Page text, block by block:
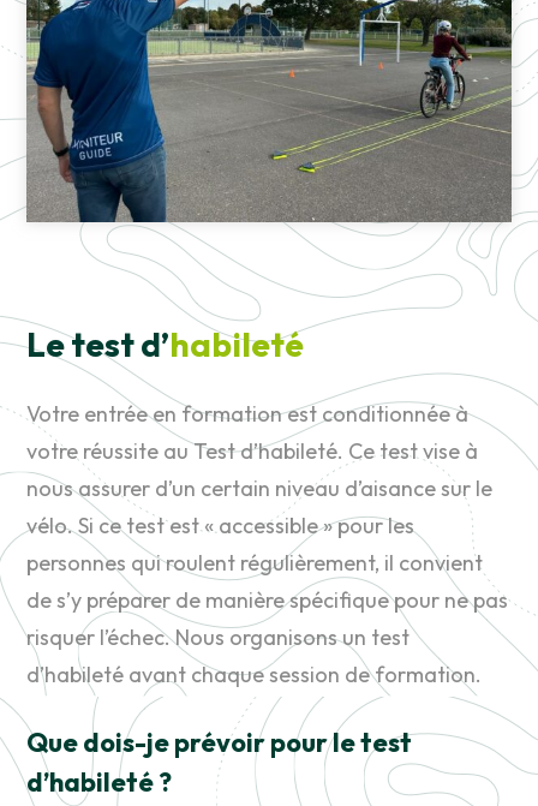
Le test d’habileté
Votre entrée en formation est conditionnée à
votre réussite au Test d’habileté. Ce test vise à
nous assurer d’un certain niveau d’aisance sur le
vélo. Si ce test est « accessible » pour les
personnes qui roulent régulièrement, il convient
de s’y préparer de manière spécifique pour ne pas
risquer l’échec. Nous organisons un test
d’habileté avant chaque session de formation.
Que dois-je prévoir pour le test
d’habileté ?